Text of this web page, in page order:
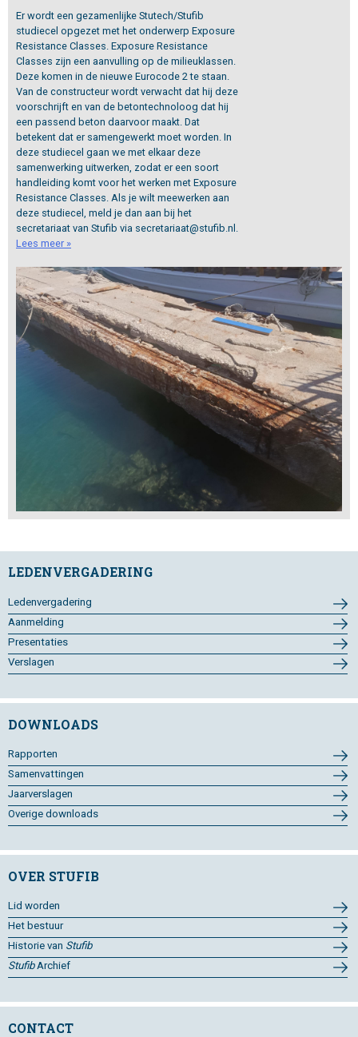
Er wordt een gezamenlijke Stutech/Stufib
studiecel opgezet met het onderwerp Exposure
Resistance Classes. Exposure Resistance
Classes zijn een aanvulling op de milieuklassen.
Deze komen in de nieuwe Eurocode 2 te staan.
Van de constructeur wordt verwacht dat hij deze
voorschrijft en van de betontechnoloog dat hij
een passend beton daarvoor maakt. Dat
betekent dat er samengewerkt moet worden. In
deze studiecel gaan we met elkaar deze
samenwerking uitwerken, zodat er een soort
handleiding komt voor het werken met Exposure
Resistance Classes. Als je wilt meewerken aan
deze studiecel, meld je dan aan bij het
secretariaat van Stufib via secretariaat@stufib.nl.
Lees meer »
LEDENVERGADERING
Ledenvergadering
Aanmelding
Presentaties
Verslagen
DOWNLOADS
Rapporten
Samenvattingen
Jaarverslagen
Overige downloads
OVER STUFIB
Lid worden
Het bestuur
Historie van Stufib
StufibArchief
CONTACT